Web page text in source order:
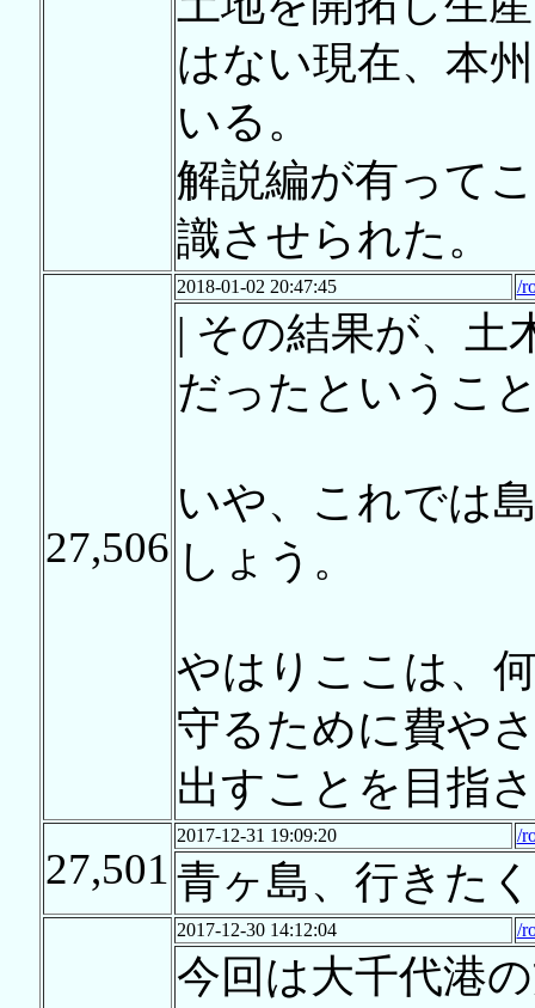
はない現在、本
いる。
解説編が有って
識させられた。
27,506
2018-01-02 20:47:45 /
| その結果が、土
だったというこ
いや、これでは
しょう。
やはりここは、
守るために費や
出すことを目指
27,501
2017-12-31 19:09:20 /
青ヶ島、行きた
2017-12-30 14:12:04 /
今回は大千代港